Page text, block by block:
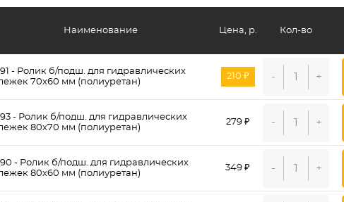
Наименование
- Ролик б/подш. для гидравлических
70х60 мм (полиуретан)
- Ролик б/подш. для гидравлических
80х70 мм (полиуретан)
- Ролик б/подш. для гидравлических
80х60 мм (полиуретан)
Цена, р.
210 ₽
279 ₽
349 ₽
Кол-во
- +
- +
- +